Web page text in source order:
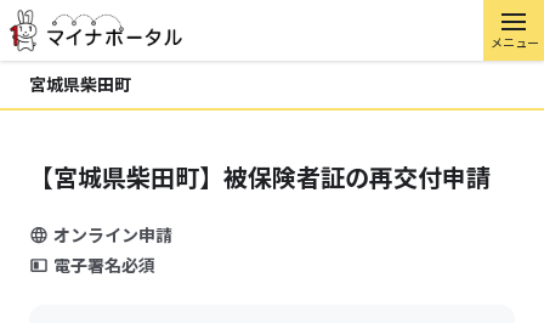
メニュー
宮城県柴田町
【宮城県柴田町】被保険者証の再交付申請
オンライン申請
電子署名必須